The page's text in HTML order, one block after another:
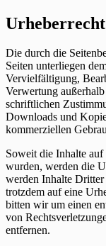
Urheberrecht
Die durch die
Seiten unterliegen
Vervielfältigung,
Verwertung
schriftlichen
Downloads und
kommerziellen
Soweit die Inhalte
wurden, werden die
werden Inhalte Dritter
trotzdem auf eine
bitten wir um einen
von
entfernen.